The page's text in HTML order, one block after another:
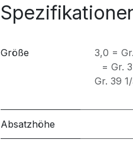
Größe 3,0 =
= Gr.
Gr. 39
Absatzhöhe